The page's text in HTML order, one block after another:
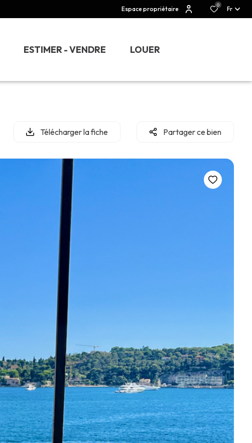
Espace propriétaire
0
Fr
ESTIMER - VENDRE LOUER
Télécharger la fiche Partager ce bien